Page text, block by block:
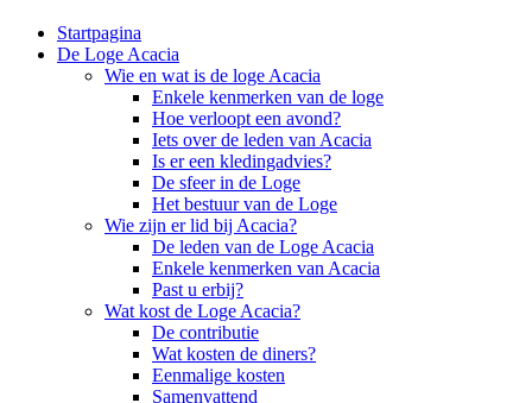
Startpagina
De Loge Acacia
Wie en wat is de loge Acacia
Enkele kenmerken van de loge
Hoe verloopt een avond?
Iets over de leden van Acacia
Is er een kledingadvies?
De sfeer in de Loge
Het bestuur van de Loge
Wie zijn er lid bij Acacia?
De leden van de Loge Acacia
Enkele kenmerken van Acacia
Past u erbij?
Wat kost de Loge Acacia?
De contributie
Wat kosten de diners?
Eenmalige kosten
Samenvattend